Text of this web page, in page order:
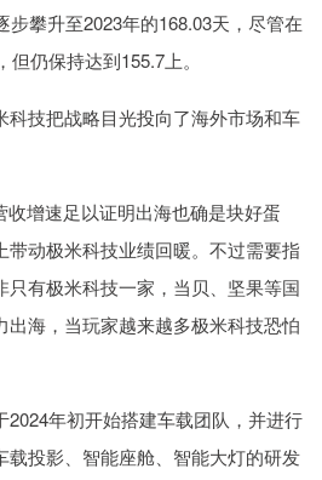
步攀升至2023年的168.03天，尽管在
仍保持达到155.7上。
科技把战略目光投向了海外市场和车
收增速足以证明出海也确是块好蛋
动极米科技业绩回暖。不过需要指
只有极米科技一家，当贝、坚果等国
出海，当玩家越来越多极米科技恐怕
年初开始搭建车载团队，并进行
载投影、智能座舱、智能大灯的研发